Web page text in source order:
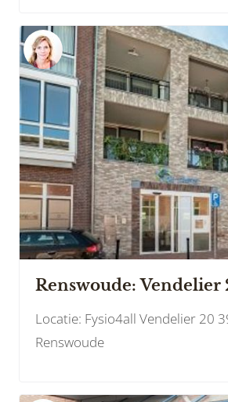
Renswoude: Vendelier
Locatie: Fysio4all Vendelier 20
Renswoude